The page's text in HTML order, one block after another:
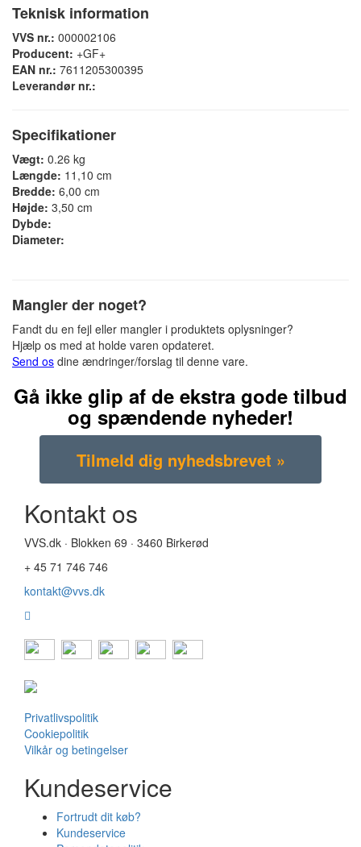
Teknisk information
VVS nr.: 000002106
Producent: +GF+
EAN nr.: 7611205300395
Leverandør nr.:
Specifikationer
Vægt: 0.26 kg
Længde: 11,10 cm
Bredde: 6,00 cm
Højde: 3,50 cm
Dybde:
Diameter:
Mangler der noget?
Fandt du en fejl eller mangler i produktets oplysninger?
Hjælp os med at holde varen opdateret.
Send os dine ændringer/forslag til denne vare.
Gå ikke glip af de ekstra gode tilbud
og spændende nyheder!
Kontakt os
VVS.dk · Blokken 69 · 3460 Birkerød
+ 45 71 746 746
kontakt@vvs.dk
Privatlivspolitik
Cookiepolitik
Vilkår og betingelser
Kundeservice
Fortrudt dit køb?
Kundeservice